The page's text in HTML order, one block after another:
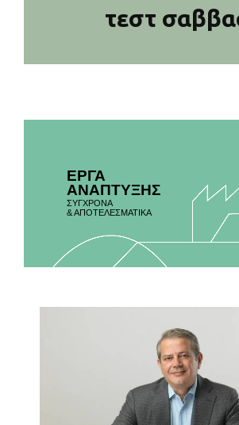
τεστ
ΣΥΓΧΡΟΝΑ
& ΑΠΟΤΕΛΕΣΜΑΤΙΚΑ
ΕΡΓΑ
ΑΝΑΠΤΥΞΗΣ